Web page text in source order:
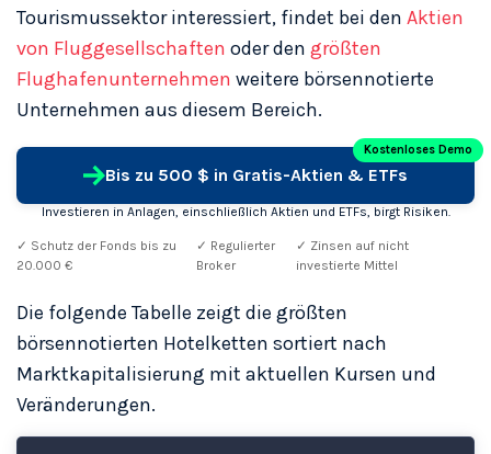
Tourismussektor interessiert, findet bei den Aktien
von Fluggesellschaften oder den größten
Flughafenunternehmen weitere börsennotierte
Unternehmen aus diesem Bereich.
Bis zu 500 $ in Gratis-Aktien & ETFs
Kostenloses Demo
Investieren in Anlagen, einschließlich Aktien und ETFs, birgt Risiken.
✓ Schutz der Fonds bis zu
20.000 €
✓ Regulierter
Broker
✓ Zinsen auf nicht
investierte Mittel
Die folgende Tabelle zeigt die größten
börsennotierten Hotelketten sortiert nach
Marktkapitalisierung mit aktuellen Kursen und
Veränderungen.